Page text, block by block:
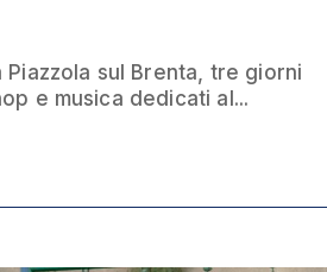
Piazzola sul Brenta, tre giorni
e musica dedicati al...